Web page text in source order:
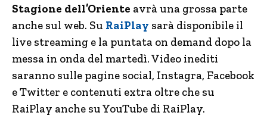
Stagione dell’Oriente avrà una grossa parte
anche sul web. Su RaiPlay sarà disponibile il
live streaming e la puntata on demand dopo la
messa in onda del martedì. Video inediti
saranno sulle pagine social, Instagra, Facebook
e Twitter e contenuti extra oltre che su
RaiPlay anche su YouTube di RaiPlay.